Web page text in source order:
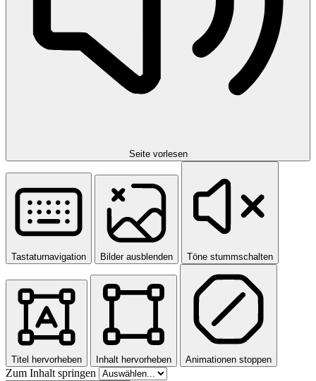
Seite vorlesen
Tastaturnavigation Bilder ausblenden Töne stummschalten
Titel hervorheben Inhalt hervorheben Animationen stoppen
Zum Inhalt springen